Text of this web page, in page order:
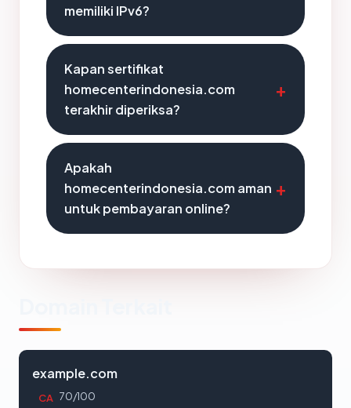
memiliki IPv6?
Kapan sertifikat
homecenterindonesia.com
terakhir diperiksa?
Apakah
homecenterindonesia.com aman
untuk pembayaran online?
example.com
CA 70/100